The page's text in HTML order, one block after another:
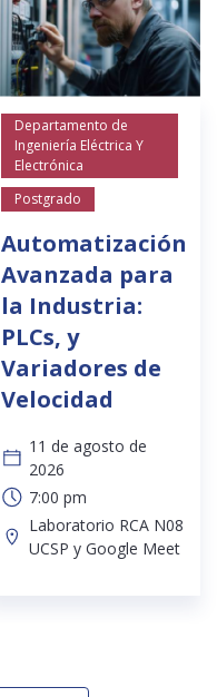
Departamento de
Ingeniería Eléctrica Y
Electrónica
Postgrado
Automatización
Avanzada para
la Industria:
PLCs, y
Variadores de
Velocidad
11 de agosto de
2026
7:00 pm
Laboratorio RCA N08
UCSP y Google Meet